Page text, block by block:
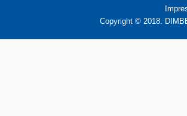
Copyright © 2018.